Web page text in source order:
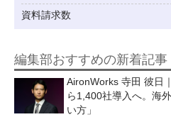
資料請求数
編集部おすすめの新着記事
AironWorks 寺田 彼日
ら1,400社導入へ。海
い方」